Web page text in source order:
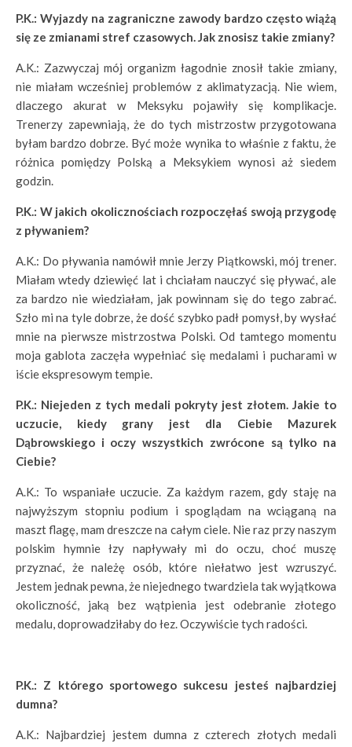
P.K.: Wyjazdy na zagraniczne zawody bardzo często wiążą
się ze zmianami stref czasowych. Jak znosisz takie zmiany?
A.K.: Zazwyczaj mój organizm łagodnie znosił takie zmiany,
nie miałam wcześniej problemów z aklimatyzacją. Nie wiem,
dlaczego akurat w Meksyku pojawiły się komplikacje.
Trenerzy zapewniają, że do tych mistrzostw przygotowana
byłam bardzo dobrze. Być może wynika to właśnie z faktu, że
różnica pomiędzy Polską a Meksykiem wynosi aż siedem
godzin.
P.K.: W jakich okolicznościach rozpoczęłaś swoją przygodę
z pływaniem?
A.K.: Do pływania namówił mnie Jerzy Piątkowski, mój trener.
Miałam wtedy dziewięć lat i chciałam nauczyć się pływać, ale
za bardzo nie wiedziałam, jak powinnam się do tego zabrać.
Szło mi na tyle dobrze, że dość szybko padł pomysł, by wysłać
mnie na pierwsze mistrzostwa Polski. Od tamtego momentu
moja gablota zaczęła wypełniać się medalami i pucharami w
iście ekspresowym tempie.
P.K.: Niejeden z tych medali pokryty jest złotem. Jakie to
uczucie, kiedy grany jest dla Ciebie Mazurek
Dąbrowskiego i oczy wszystkich zwrócone są tylko na
Ciebie?
A.K.: To wspaniałe uczucie. Za każdym razem, gdy staję na
najwyższym stopniu podium i spoglądam na wciąganą na
maszt flagę, mam dreszcze na całym ciele. Nie raz przy naszym
polskim hymnie łzy napływały mi do oczu, choć muszę
przyznać, że należę osób, które niełatwo jest wzruszyć.
Jestem jednak pewna, że niejednego twardziela tak wyjątkowa
okoliczność, jaką bez wątpienia jest odebranie złotego
medalu, doprowadziłaby do łez. Oczywiście tych radości.
P.K.: Z którego sportowego sukcesu jesteś najbardziej
dumna?
A.K.: Najbardziej jestem dumna z czterech złotych medali